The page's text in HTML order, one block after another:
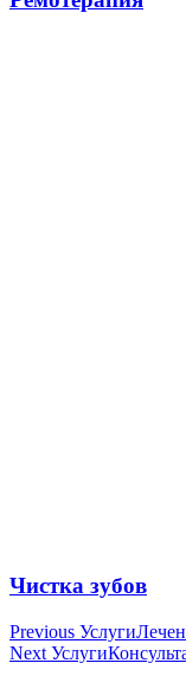
Чистка зубов
Навигация
по
Previous Услуги
Next Услуги